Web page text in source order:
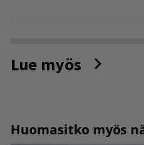
Lue myös